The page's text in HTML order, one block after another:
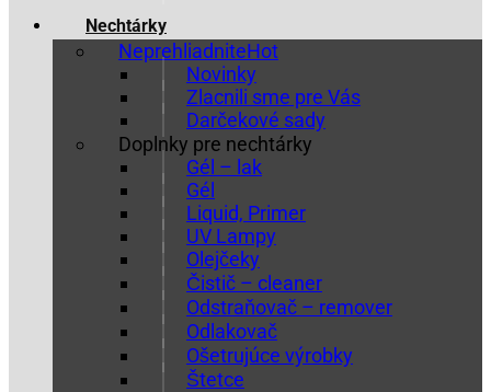
Nechtárky
Neprehliadnite
Novinky
Zlacnili sme pre Vás
Darčekové sady
Doplnky pre nechtárky
Gél – lak
Gél
Liquid, Primer
UV Lampy
Olejčeky
Čistič – cleaner
Odstraňovač – remover
Odlakovač
Ošetrujúce výrobky
Štetce